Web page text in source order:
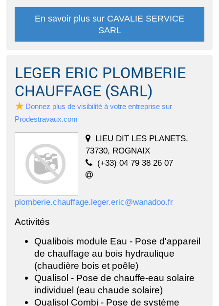
En savoir plus sur CAVALIE SERVICE
SARL
LEGER ERIC PLOMBERIE
CHAUFFAGE (SARL)
Donnez plus de visibilité à votre entreprise sur
Prodestravaux.com
LIEU DIT LES PLANETS,
73730, ROGNAIX
(+33) 04 79 38 26 07
plomberie.chauffage.leger.eric@wanadoo.fr
Activités
Qualibois module Eau - Pose d'appareil
de chauffage au bois hydraulique
(chaudière bois et poêle)
Qualisol - Pose de chauffe-eau solaire
individuel (eau chaude solaire)
Qualisol Combi - Pose de système